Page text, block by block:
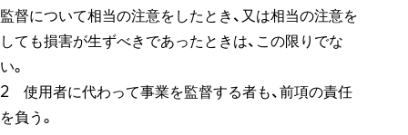
監督について相当の注意をしたとき、又は相当の注意を
しても損害が生ずべきであったときは、この限りでな
い。
2 使用者に代わって事業を監督する者も、前項の責任
を負う。